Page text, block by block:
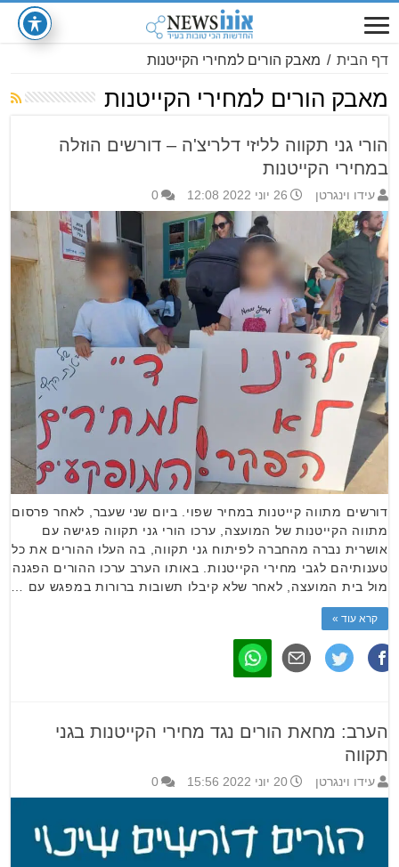
דף הבית / מאבק הורים למחירי הקייטנות
מאבק הורים למחירי הקייטנות
הורי גני תקווה לליזי דלריצ'ה – דורשים הוזלה
במחירי הקייטנות
עידו וינגרטן 26 יוני 2022 12:08 0
דורשים מתווה קייטנות במחיר שפוי. ביום שני שעבר, לאחר פרסום
מתווה הקייטנות של המועצה, ערכו הורי גני תקווה פגישה עם
אושרית נברה מהחברה לפיתוח גני תקווה, בה העלו ההורים את כל
טענותיהם לגבי מחירי הקייטנות. באותו הערב ערכו ההורים הפגנה
מול בית המועצה, לאחר שלא קיבלו תשובות ברורות במפגש עם …
קרא עוד »
הערב: מחאת הורים נגד מחירי הקייטנות בגני
תקווה
עידו וינגרטן 20 יוני 2022 15:56 0